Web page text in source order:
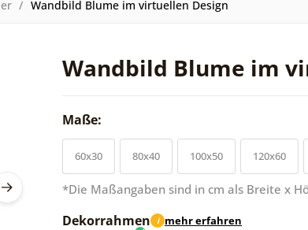
Wandbild Blume im virtuellen Design
Wandbild Blume im
Maße:
60x30 80x40 100x50 120x60
*Die Maßangaben sind in cm als Breite x
Dekorrahmen i mehr erfahren